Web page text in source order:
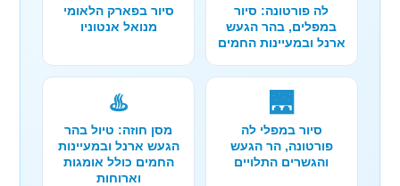
לה פורטונה: סיור
במפלים, בהר הגעש
ארנל ובמעיינות החמים
סיור בפארק הלאומי
מנואל אנטוניו
🌉
סיור במפלי לה
פורטונה, הר הגעש
והגשרים התלויים
♨️
מסן חוזה: טיול בהר
הגעש ארנל ובמעיינות
החמים כולל אומגות
וארוחות